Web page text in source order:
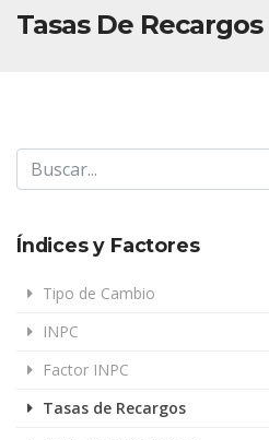
Tasas De Recargos
Índices y Factores
Tipo de Cambio
INPC
Factor INPC
Tasas de Recargos